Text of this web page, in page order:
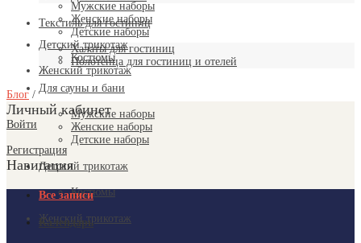
Текстиль для гостиниц
Халаты для гостиниц
Полотенца для гостиниц и отелей
Для сауны и бани
Мужские наборы
Женские наборы
Детские наборы
Детский трикотаж
Костюмы
Женский трикотаж
Мужские наборы
Женские наборы
Детские наборы
Детский трикотаж
Костюмы
Женский трикотаж
Блог /
Личный кабинет
Войти
Регистрация
Навигация
Все записи
Календарь